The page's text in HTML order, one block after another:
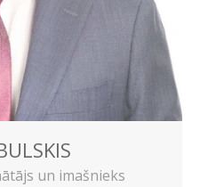
un imašnieks